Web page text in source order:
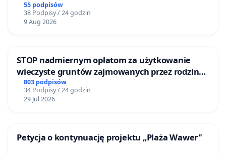
55 podpisów
38 Podpisy / 24 godzin
9 Aug 2026
STOP nadmiernym opłatom za użytkowanie
wieczyste gruntów zajmowanych przez rodzinne
ogrody działkowe.
803 podpisów
34 Podpisy / 24 godzin
29 Jul 2026
Petycja o kontynuację projektu „Plaża Wawer"